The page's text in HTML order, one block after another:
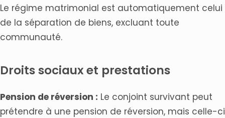
Le régime matrimonial est automatiquement celui
de la séparation de biens, excluant toute
communauté.
Droits sociaux et prestations
Pension de réversion : Le conjoint survivant peut
prétendre à une pension de réversion, mais celle-ci